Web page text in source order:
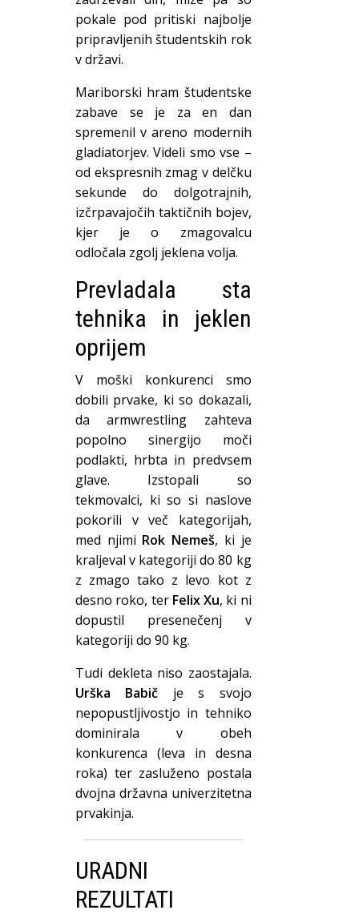
pokale pod pritiski najbolje
pripravljenih študentskih rok
v državi.
Mariborski hram študentske
zabave se je za en dan
spremenil v areno modernih
gladiatorjev. Videli smo vse –
od ekspresnih zmag v delčku
sekunde do dolgotrajnih,
izčrpavajočih taktičnih bojev,
kjer je o zmagovalcu
odločala zgolj jeklena volja.
Prevladala sta
tehnika in jeklen
oprijem
V moški konkurenci smo
dobili prvake, ki so dokazali,
da armwrestling zahteva
popolno sinergijo moči
podlakti, hrbta in predvsem
glave. Izstopali so
tekmovalci, ki so si naslove
pokorili v več kategorijah,
med njimi Rok Nemeš, ki je
kraljeval v kategoriji do 80 kg
z zmago tako z levo kot z
desno roko, ter Felix Xu, ki ni
dopustil presenečenj v
kategoriji do 90 kg.
Tudi dekleta niso zaostajala.
Urška Babič je s svojo
nepopustljivostjo in tehniko
dominirala v obeh
konkurenca (leva in desna
roka) ter zasluženo postala
dvojna državna univerzitetna
prvakinja.
URADNI
REZULTATI